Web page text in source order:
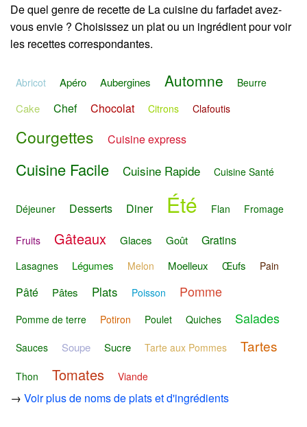
De quel genre de recette de La cuisine du farfadet avez-
vous envie ? Choisissez un plat ou un ingrédient pour voir
les recettes correspondantes.
Abricot Apéro Aubergines Automne Beurre
Cake Chef Chocolat Citrons Clafoutis
Courgettes Cuisine express
Cuisine Facile Cuisine Rapide Cuisine Santé
Déjeuner Desserts Diner Été Flan Fromage
Fruits Gâteaux Glaces Goût Gratins
Lasagnes Légumes Melon Moelleux Œufs Pain
Pâté Pâtes Plats Poisson Pomme
Pomme de terre Potiron Poulet Quiches Salades
Sauces Soupe Sucre Tarte aux Pommes Tartes
Thon Tomates Viande
→ Voir plus de noms de plats et d'ingrédients